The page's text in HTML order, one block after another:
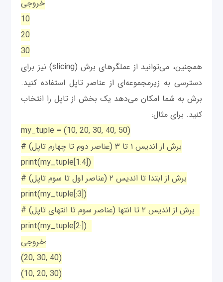
خروجی
10
20
30
همچنین، می‌توانید از عملگرهای برش (slicing) نیز برای
دسترسی به زیرمجموعه‌ای از عناصر تاپل استفاده کنید.
برش به شما امکان می‌دهد یک بخش از تاپل را انتخاب
کنید. برای مثال:
my_tuple = (10, 20, 30, 40, 50)
# برش از اندیس ۱ تا ۳ (عناصر دوم تا چهارم تاپل)
print(my_tuple[1:4])
# برش از ابتدا تا اندیس ۲ (عناصر اول تا سوم تاپل)
print(my_tuple[:3])
print(my_tuple[2:])
خروجی:
(20, 30, 40)
(10, 20, 30)